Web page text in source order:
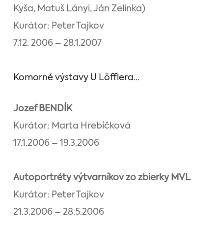
Kyša, Matuš Lányi, Ján Zelinka)
Kurátor: Peter Tajkov
7.12. 2006 – 28.1.2007
Komorné výstavy U Löfflera...
Jozef BENDÍK
Kurátor: Marta Hrebíčková
17.1.2006 – 19.3.2006
Autoportréty výtvarníkov zo zbierky MVL
Kurátor: Peter Tajkov
21.3.2006 – 28.5.2006